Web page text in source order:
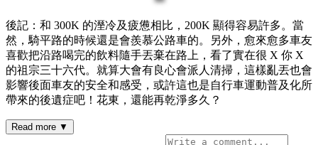
後記：和 300K 的溼冷及疲憊相比，200K 顯得容易許多。當
然，騎平路的時候還是會羨慕公路車的。另外，愈來愈多車友
喜歡把沿路喝完的飲料隨手丟棄在路上，看了實在很 X 你 X
的祖宗三十六代。就算大會有良心會派人清掃，這樣亂丟也會
影響後面車友的安全和感受，或許這也是自行車運動普及化所
帶來的後遺症吧！花東，還能再乾淨多久？
Read more ▼